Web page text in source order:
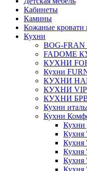
Кабинеты
Камины
Кожаные кровати
Кухни
BOG-
FADOME
КУХНИ
Кухни
КУХНИ
КУХНИ VIP
КУХНИ
Кухни
Кухни
Кухни
Кухня
Кухня
Кухня
Кухня